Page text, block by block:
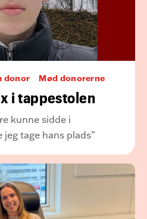
donor Mød donorerne
i tappestolen
kunne sidde i
tage hans plads”